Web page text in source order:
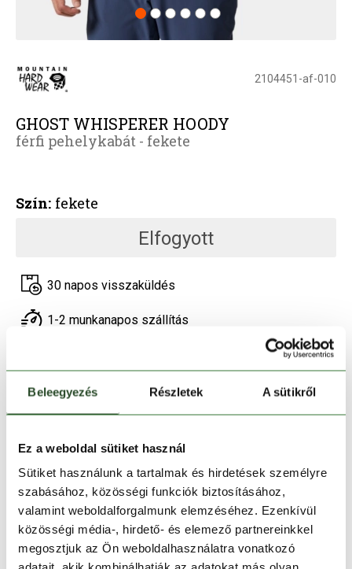
Beleegyezés Részletek A sütikről
Ez a weboldal sütiket használ
Sütiket használunk a tartalmak és hirdetések személyre
szabásához, közösségi funkciók biztosításához,
valamint weboldalforgalmunk elemzéséhez. Ezenkívül
közösségi média-, hirdető- és elemező partnereinkkel
megosztjuk az Ön weboldalhasználatra vonatkozó
TERMÉKLEÍRÁS
TERMÉK RÉSZLETEK
2104451-af-010
GHOST WHISPERER HOODY
férfi pehelykabát - fekete
Szín: fekete
Elfogyott
30 napos visszaküldés
1-2 munkanapos szállítás
HASONLÓ TERMÉKEK